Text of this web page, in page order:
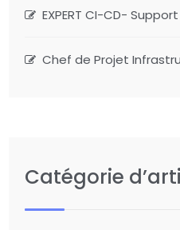
EXPERT CI-CD-
Chef de Projet
Catégorie